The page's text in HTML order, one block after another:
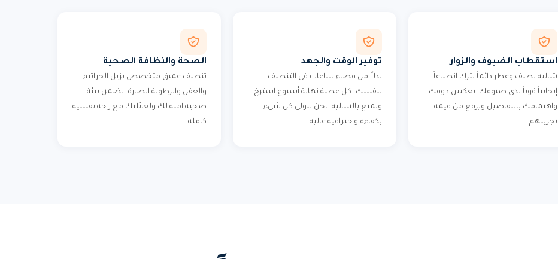
استقطاب الضيوف والزوار
شاليه نظيف وعطر دائماً يترك انطباعاً
إيجابياً قوياً لدى ضيوفك. يعكس ذوقك
واهتمامك بالتفاصيل ويرفع من قيمة
تجربتهم.
توفير الوقت والجهد
بدلاً من قضاء ساعات في التنظيف
بنفسك، كل عطلة نهاية أسبوع استرخ
وتمتع بالشاليه. نحن نتولى كل شيء
بكفاءة واحترافية عالية.
الصحة والنظافة الصحية
تنظيف عميق متخصص يزيل الجراثيم
والعفن والرطوبة الضارة. يضمن بيئة
صحية آمنة لك ولعائلتك مع راحة نفسية
كاملة.